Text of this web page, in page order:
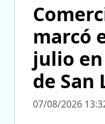
marcó
julio
de San
07/08/2026